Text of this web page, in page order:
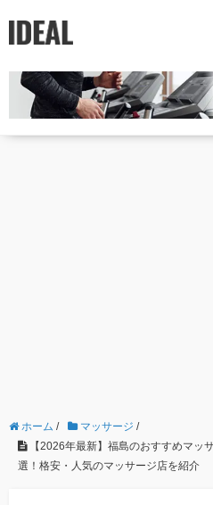
ホーム / マッサージ /
【2026年最新】福島のおすすめマッ
選！格安・人気のマッサージ店を紹介